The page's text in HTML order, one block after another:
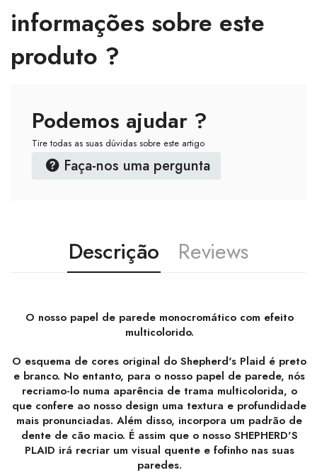
informações sobre este
produto ?
Podemos ajudar ?
Tire todas as suas dúvidas sobre este artigo
Faça-nos uma pergunta
Descrição Reviews
O nosso papel de parede monocromático com efeito
multicolorido.
O esquema de cores original do Shepherd's Plaid é preto
e branco. No entanto, para o nosso papel de parede, nós
recriamo-lo numa aparência de trama multicolorida, o
que confere ao nosso design uma textura e profundidade
mais pronunciadas. Além disso, incorpora um padrão de
dente de cão macio. É assim que o nosso SHEPHERD'S
PLAID irá recriar um visual quente e fofinho nas suas
paredes.